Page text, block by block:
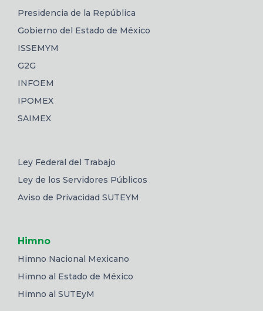
Presidencia de la República
Gobierno del Estado de México
ISSEMYM
G2G
INFOEM
IPOMEX
SAIMEX
Ley Federal del Trabajo
Ley de los Servidores Públicos
Aviso de Privacidad SUTEYM
Himno
Himno Nacional Mexicano
Himno al Estado de México
Himno al SUTEyM